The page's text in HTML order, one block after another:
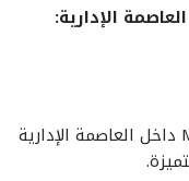
يقع المشروع في منطقة MU 23 داخل العاصمة الإدارية